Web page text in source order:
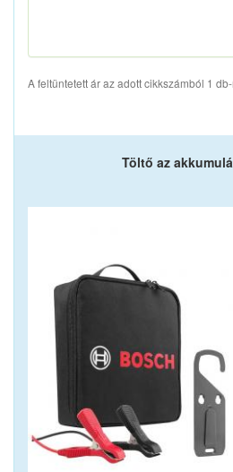
A feltüntetett ár az adott cikkszámból 1
Töltő az